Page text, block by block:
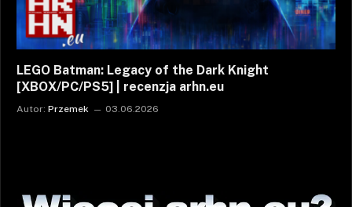
LEGO Batman: Legacy of the Dark Knight
[XBOX/PC/PS5] | recenzja arhn.eu
Autor: Przemek 03.06.2026